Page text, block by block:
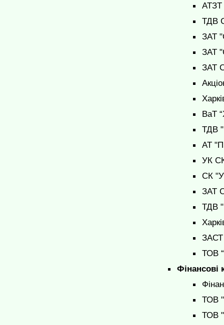
АТЗТ
ТДВ
ЗАТ
ЗАТ
ЗАТ
ВаТ
ТДВ
АТ
УК
СК
ЗАТ
ТДВ
ЗАСТ
ТОВ
Фінансові
ТОВ
ТОВ